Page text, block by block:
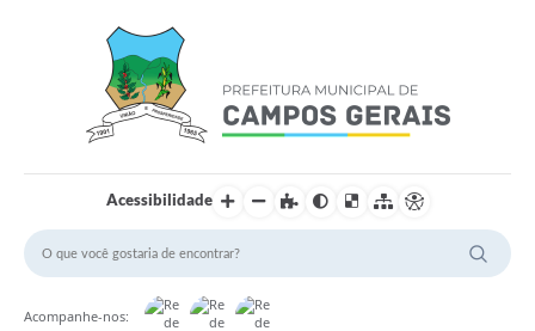
Acessibilidade
Acompanhe-nos: